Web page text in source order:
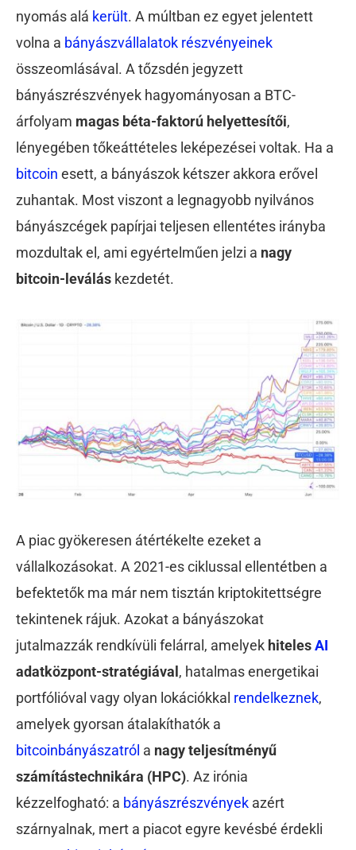
nyomás alá került. A múltban ez egyet jelentett
volna a bányászvállalatok részvényeinek
összeomlásával. A tőzsdén jegyzett
bányászrészvények hagyományosan a BTC-
árfolyam magas béta-faktorú helyettesítői,
lényegében tőkeáttételes leképezései voltak. Ha a
bitcoin esett, a bányászok kétszer akkora erővel
zuhantak. Most viszont a legnagyobb nyilvános
bányászcégek papírjai teljesen ellentétes irányba
mozdultak el, ami egyértelműen jelzi a nagy
bitcoin-leválás kezdetét.
A piac gyökeresen átértékelte ezeket a
vállalkozásokat. A 2021-es ciklussal ellentétben a
befektetők ma már nem tisztán kriptokitettségre
tekintenek rájuk. Azokat a bányászokat
jutalmazzák rendkívüli felárral, amelyek hitelesAI
adatközpont-stratégiával, hatalmas energetikai
portfólióval vagy olyan lokációkkal rendelkeznek,
amelyek gyorsan átalakíthatók a
bitcoinbányászatról a nagy teljesítményű
számítástechnikára (HPC). Az irónia
kézzelfogható: a bányászrészvények azért
szárnyalnak, mert a piacot egyre kevésbé érdekli